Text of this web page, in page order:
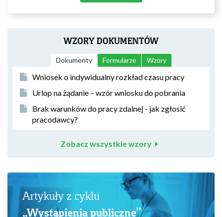
WZORY DOKUMENTÓW
Dokumenty Formularze Wzory
Wniosek o indywidualny rozkład czasu pracy
Urlop na żądanie – wzór wniosku do pobrania
Brak warunków do pracy zdalnej - jak zgłosić
pracodawcy?
Zobacz wszystkie wzory
Artykuły z cyklu
„Wystąpienia publiczne”